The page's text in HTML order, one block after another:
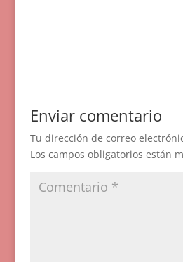
Enviar comentario
Tu dirección de correo
Los campos obligatorios están